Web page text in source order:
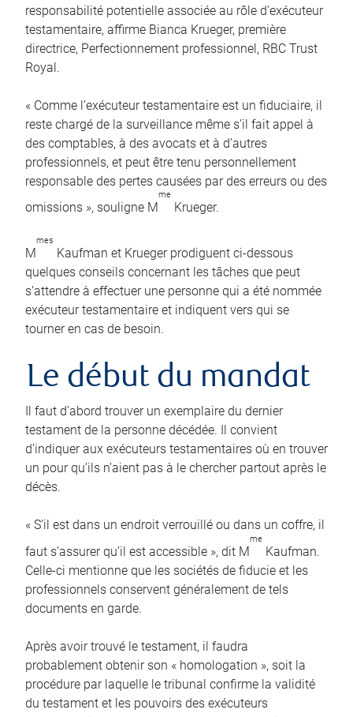
responsabilité potentielle associée au rôle d’exécuteur
testamentaire, affirme Bianca Krueger, première
directrice, Perfectionnement professionnel, RBC Trust
Royal.
« Comme l’exécuteur testamentaire est un fiduciaire, il
reste chargé de la surveillance même s’il fait appel à
des comptables, à des avocats et à d’autres
professionnels, et peut être tenu personnellement
responsable des pertes causées par des erreurs ou des
omissions », souligne M
me
Krueger.
M
mes
Kaufman et Krueger prodiguent ci-dessous
quelques conseils concernant les tâches que peut
s’attendre à effectuer une personne qui a été nommée
exécuteur testamentaire et indiquent vers qui se
tourner en cas de besoin.
Le début du mandat
Il faut d’abord trouver un exemplaire du dernier
testament de la personne décédée. Il convient
d’indiquer aux exécuteurs testamentaires où en trouver
un pour qu’ils n’aient pas à le chercher partout après le
décès.
« S’il est dans un endroit verrouillé ou dans un coffre, il
faut s’assurer qu’il est accessible », dit M
me
Kaufman.
Celle-ci mentionne que les sociétés de fiducie et les
professionnels conservent généralement de tels
documents en garde.
Après avoir trouvé le testament, il faudra
probablement obtenir son « homologation », soit la
procédure par laquelle le tribunal confirme la validité
du testament et les pouvoirs des exécuteurs